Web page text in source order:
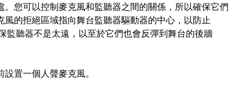
您可以控制麥克風和監聽器之間的關係，所以確保它們
的拒絕區域指向舞台監聽器驅動器的中心，以防止
監聽器不是太遠，以至於它們也會反彈到舞台的後牆
置一個人聲麥克風。